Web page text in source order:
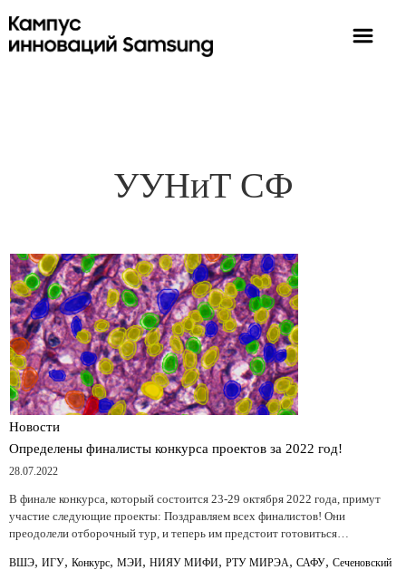
УУНиТ СФ
Новости
Определены финалисты конкурса проектов за 2022 год!
28.07.2022
В финале конкурса, который состоится 23-29 октября 2022 года, примут
участие следующие проекты: Поздравляем всех финалистов! Они
преодолели отборочный тур, и теперь им предстоит готовиться…
ВШЭ, ИГУ, Конкурс, МЭИ, НИЯУ МИФИ, РТУ МИРЭА, САФУ, Сеченовский